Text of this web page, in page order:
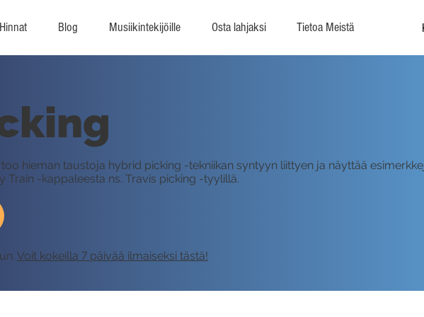
Hinnat Blog Musiikintekijöille Osta lahjaksi Tietoa Meistä
hieman taustoja hybrid picking -tekniikan syntyyn liittyen ja näyttää
Train -kappaleesta ns. Travis picking -tyylillä.
Voit kokeilla 7 päivää ilmaiseksi tästä!